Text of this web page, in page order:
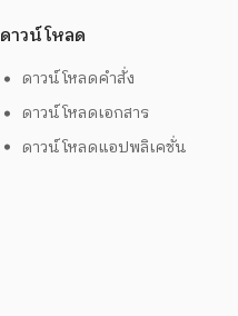
ดาวน์โหลด
ดาวน์โหลดคำสั่ง
ดาวน์โหลดเอกสาร
ดาวน์โหลดแอปพลิเคชั่น